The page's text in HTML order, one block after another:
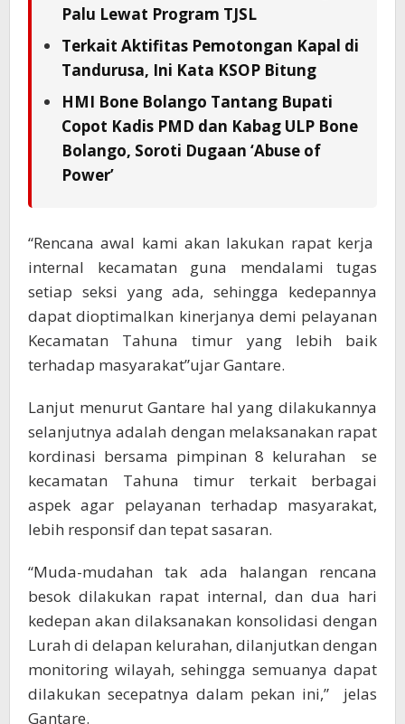
Palu Lewat Program TJSL
Terkait Aktifitas Pemotongan Kapal di
Tandurusa, Ini Kata KSOP Bitung
HMI Bone Bolango Tantang Bupati
Copot Kadis PMD dan Kabag ULP Bone
Bolango, Soroti Dugaan ‘Abuse of
Power’
“Rencana awal kami akan lakukan rapat kerja
internal kecamatan guna mendalami tugas
setiap seksi yang ada, sehingga kedepannya
dapat dioptimalkan kinerjanya demi pelayanan
Kecamatan Tahuna timur yang lebih baik
terhadap masyarakat”ujar Gantare.
Lanjut menurut Gantare hal yang dilakukannya
selanjutnya adalah dengan melaksanakan rapat
kordinasi bersama pimpinan 8 kelurahan se
kecamatan Tahuna timur terkait berbagai
aspek agar pelayanan terhadap masyarakat,
lebih responsif dan tepat sasaran.
“Muda-mudahan tak ada halangan rencana
besok dilakukan rapat internal, dan dua hari
kedepan akan dilaksanakan konsolidasi dengan
Lurah di delapan kelurahan, dilanjutkan dengan
monitoring wilayah, sehingga semuanya dapat
dilakukan secepatnya dalam pekan ini,” jelas
Gantare.